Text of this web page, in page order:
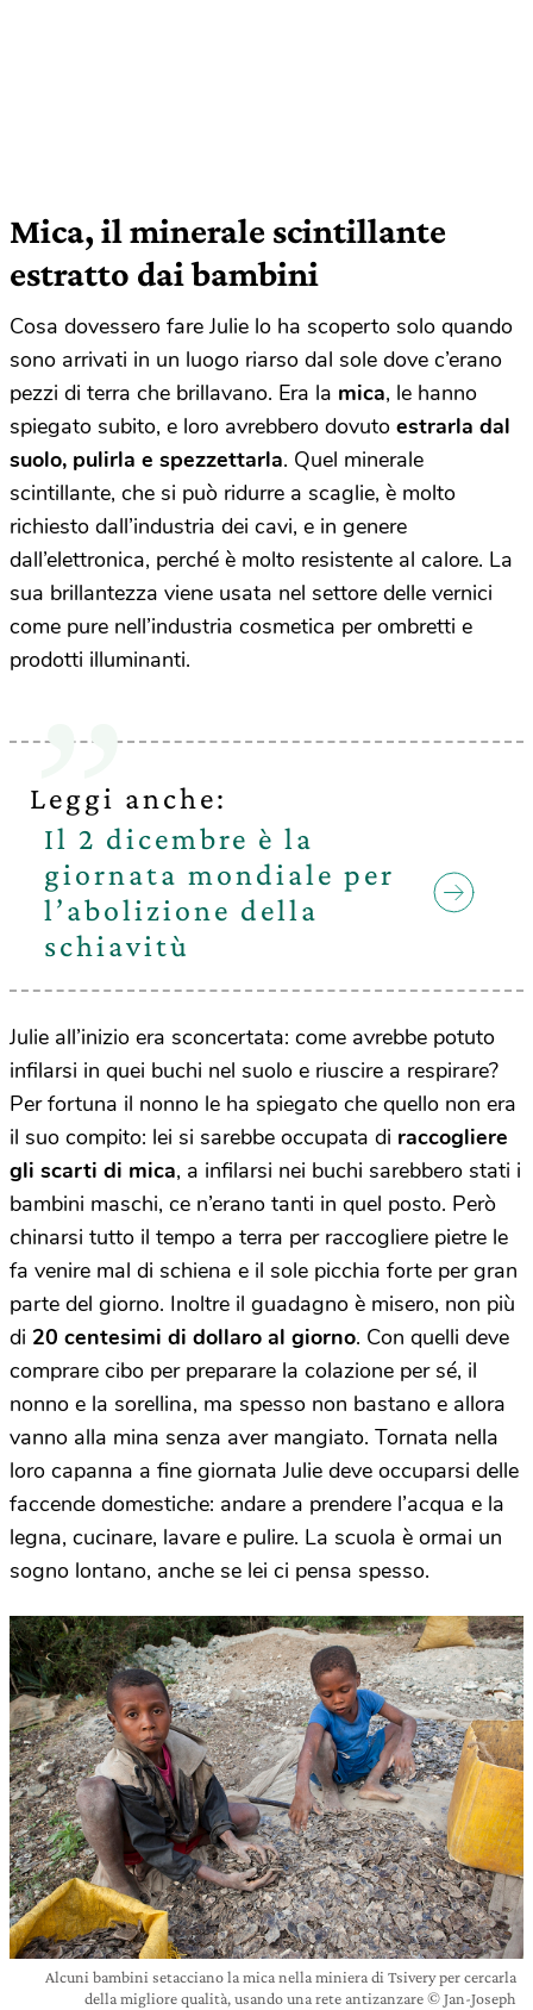
Mica, il minerale scintillante
estratto dai bambini
Cosa dovessero fare Julie lo ha scoperto solo quando
sono arrivati in un luogo riarso dal sole dove c’erano
pezzi di terra che brillavano. Era la mica, le hanno
spiegato subito, e loro avrebbero dovuto estrarla dal
suolo, pulirla e spezzettarla. Quel minerale
scintillante, che si può ridurre a scaglie, è molto
richiesto dall’industria dei cavi, e in genere
dall’elettronica, perché è molto resistente al calore. La
sua brillantezza viene usata nel settore delle vernici
come pure nell’industria cosmetica per ombretti e
prodotti illuminanti.
Leggi anche:
Il 2 dicembre è la
giornata mondiale per
l’abolizione della
schiavitù
Julie all’inizio era sconcertata: come avrebbe potuto
infilarsi in quei buchi nel suolo e riuscire a respirare?
Per fortuna il nonno le ha spiegato che quello non era
il suo compito: lei si sarebbe occupata di raccogliere
gli scarti di mica, a infilarsi nei buchi sarebbero stati i
bambini maschi, ce n’erano tanti in quel posto. Però
chinarsi tutto il tempo a terra per raccogliere pietre le
fa venire mal di schiena e il sole picchia forte per gran
parte del giorno. Inoltre il guadagno è misero, non più
di 20 centesimi di dollaro al giorno. Con quelli deve
comprare cibo per preparare la colazione per sé, il
nonno e la sorellina, ma spesso non bastano e allora
vanno alla mina senza aver mangiato. Tornata nella
loro capanna a fine giornata Julie deve occuparsi delle
faccende domestiche: andare a prendere l’acqua e la
legna, cucinare, lavare e pulire. La scuola è ormai un
sogno lontano, anche se lei ci pensa spesso.
Alcuni bambini setacciano la mica nella miniera di Tsivery per cercarla
della migliore qualità, usando una rete antizanzare © Jan-Joseph